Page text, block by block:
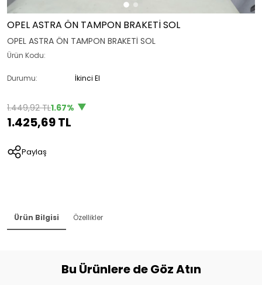
OPEL ASTRA ÖN TAMPON BRAKETİ SOL
OPEL ASTRA ÖN TAMPON BRAKETİ SOL
Ürün Kodu:
Durumu: İkinci El
1.449,92 TL1.67%
1.425,69 TL
Paylaş
Ürün Bilgisi Özellikler
Bu Ürünlere de Göz Atın